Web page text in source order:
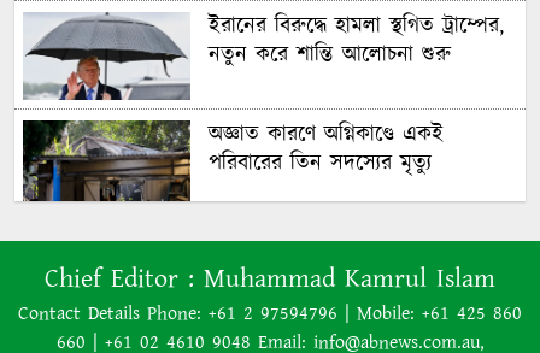
ইরানের বিরুদ্ধে হামলা স্থগিত ট্রাম্পের,
নতুন করে শান্তি আলোচনা শুরু
অজ্ঞাত কারণে অগ্নিকাণ্ডে একই
পরিবারের তিন সদস্যের মৃত্যু
অনেক ইতিবাচক অগ্রগতি ঘটেছে:
পররাষ্ট্রমন্ত্রীর সঙ্গে বৈঠকের পর ট্রাম্পের
বিশেষ দূত
Chief Editor : Muhammad Kamrul Islam
Contact Details Phone: +61 2 97594796 | Mobile: +61 425 860
660 | +61 02 4610 9048 Email: info@abnews.com.au,